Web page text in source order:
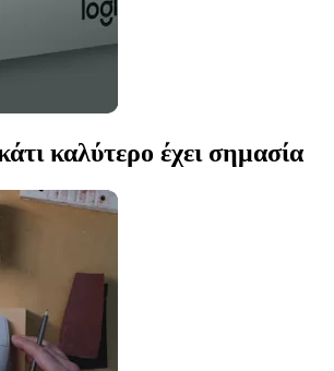
καλύτερο έχει σημασία